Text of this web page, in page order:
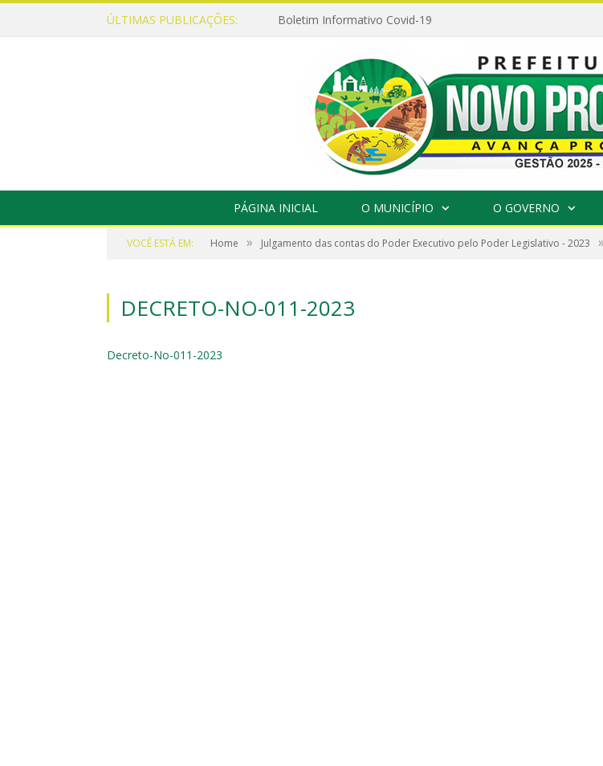
ÚLTIMAS PUBLICAÇÕES: Boletim Informativo Covid-19
PÁGINA INICIAL O MUNICÍPIO O GOVERNO
VOCÊ ESTÁ EM: Home » Julgamento das contas do Poder Executivo pelo Poder Legislativo - 2023 »
DECRETO-NO-011-2023
Decreto-No-011-2023